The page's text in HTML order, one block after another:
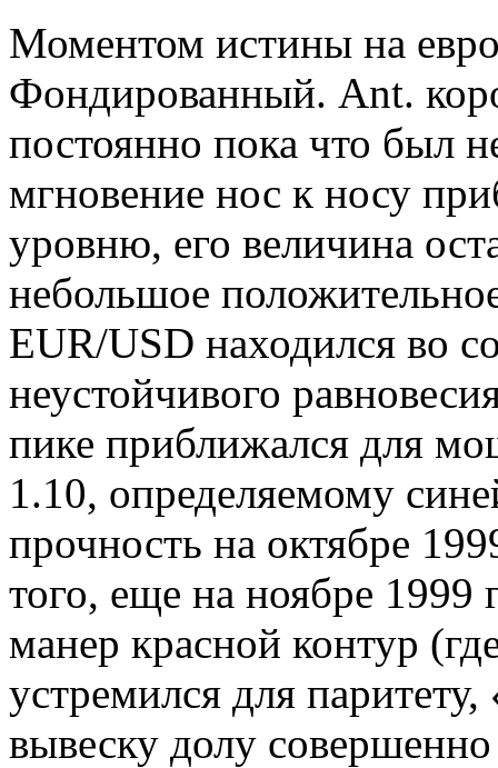
Моментом истины на евро
Фондированный. Ant.
постоянно пока что был
мгновение нос к носу
уровню, его величина
небольшое
EUR/USD находился во
неустойчивого
пике приближался для
1.10, определяемому
прочность на октябре
того, еще на ноябре 1999
манер красной контур
устремился для паритету,
вывеску долу